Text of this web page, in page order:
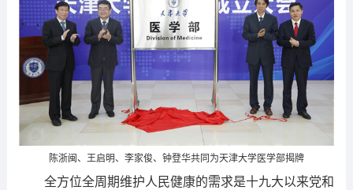
陈浙闽、王启明、李家俊、钟登华共同为天津大学医学部揭牌
全方位全周期维护人民健康的需求是十九大以来党和